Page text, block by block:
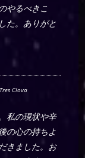
やるべきこ
た。ありがと
Clova
私の現状や辛
の心の持ちよ
きました。お